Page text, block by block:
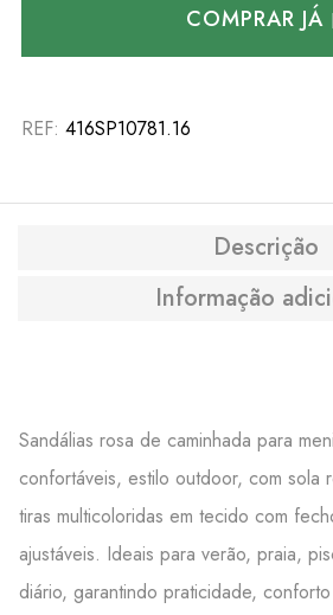
COMPRAR JÁ
REF: 416SP10781.16
Descrição
Informação
Sandálias rosa de caminhada para
confortáveis, estilo outdoor, com sola
tiras multicoloridas em tecido com
ajustáveis. Ideais para verão, praia,
diário, garantindo praticidade,